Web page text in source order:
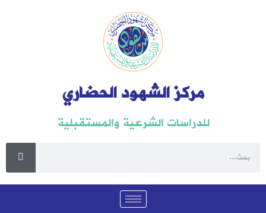
مركز الشهود الحضاري
للدراسات الشرعية والمستقبلية